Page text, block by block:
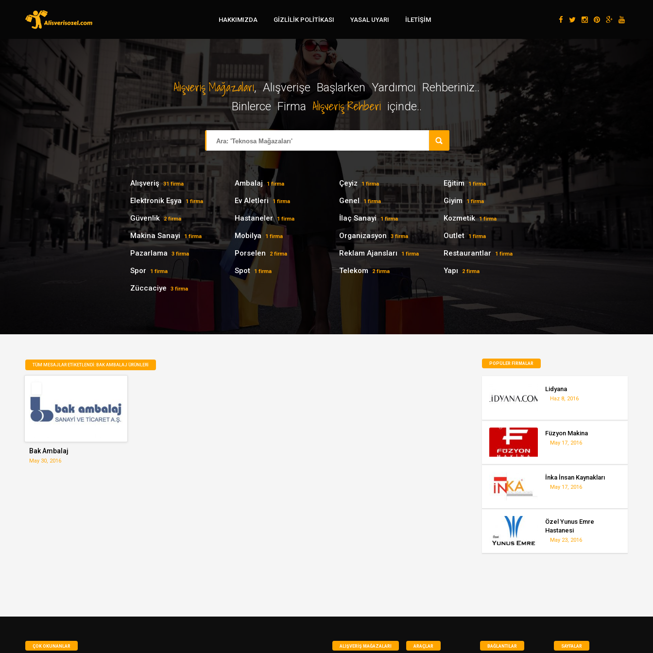
HAKKIMIZDA GIZLILIK POLITIKASI YASAL UYARI İLETIŞIM
Alışveriş Mağazaları, Alışverişe Başlarken Yardımcı Rehberiniz..
Binlerce Firma Alışveriş Rehberi içinde..
Alışveriş 31 firma Ambalaj 1 firma Çeyiz 1 firma Eğitim 1 firma
Elektronik Eşya 1 firma Ev Aletleri 1 firma Genel 1 firma Giyim 1 firma
Güvenlik 2 firma Hastaneler 1 firma İlaç Sanayi 1 firma Kozmetik 1 firma
Makina Sanayi 1 firma Mobilya 1 firma Organizasyon 3 firma Outlet 1 firma
Pazarlama 3 firma Porselen 2 firma Reklam Ajansları 1 firma Restaurantlar 1 firma
Spor 1 firma Spot 1 firma Telekom 2 firma Yapı 2 firma
Züccaciye 3 firma
TÜM MESAJLAR ETIKETLENDI: BAK AMBALAJ ÜRÜNLERI
Bak Ambalaj
May 30, 2016
POPÜLER FIRMALAR
Lidyana
Haz 8, 2016
Füzyon Makina
May 17, 2016
İnka İnsan Kaynakları
May 17, 2016
Özel Yunus Emre
Hastanesi
May 23, 2016
ÇOK OKUNANLAR ALIŞVERIŞ MAĞAZALARI ARAÇLAR BAĞLANTILAR SAYFALAR